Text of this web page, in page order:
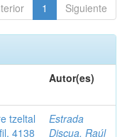
1 Siguiente
Autor(es)
tzeltal
4138
Estrada
Discua, Raúl